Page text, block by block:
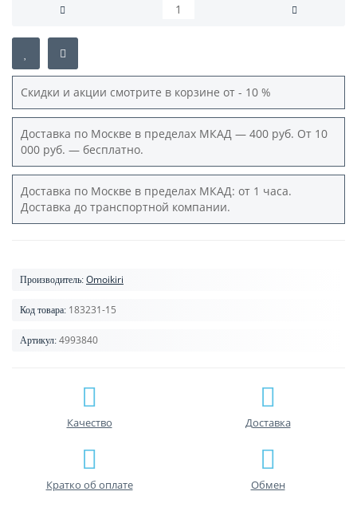
Скидки и акции смотрите в корзине от - 10 %
Доставка по Москве в пределах МКАД — 400 руб. От 10
000 руб. — бесплатно.
Доставка по Москве в пределах МКАД: от 1 часа.
Доставка до транспортной компании.
Производитель: Omoikiri
Код товара: 183231-15
Артикул: 4993840
Качество Доставка
Кратко об оплате Обмен